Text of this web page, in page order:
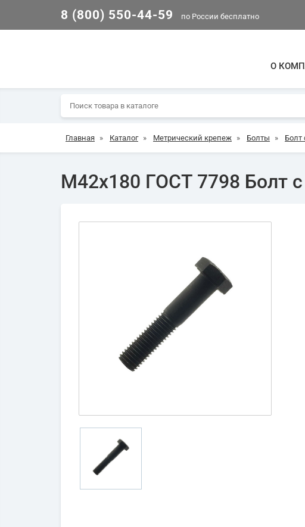
8 (800) 550-44-59 по России бесплатно
О
Главная » Каталог » Метрический крепеж » Болты » Болт
М42х180 ГОСТ 7798 Болт